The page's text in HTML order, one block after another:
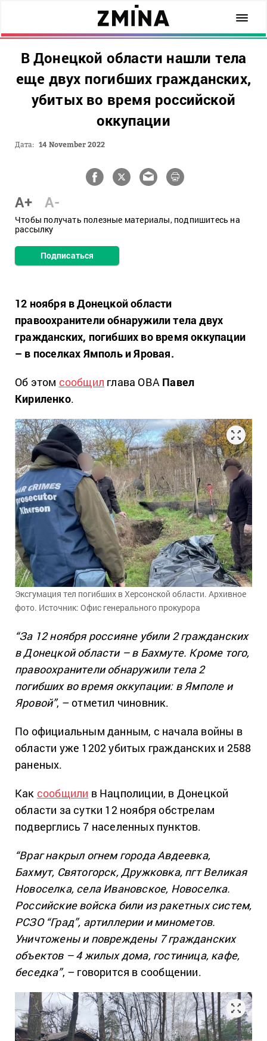
В Донецкой области нашли тела
еще двух погибших гражданских,
убитых во время российской
оккупации
Дата: 14 November 2022
A+ A-
Чтобы получать полезные материалы, подпишитесь на
рассылку
Подписаться
12 ноября в Донецкой области
правоохранители обнаружили тела двух
гражданских, погибших во время оккупации
– в поселках Ямполь и Яровая.
Об этом сообщил глава ОВА Павел
Кириленко.
Эксгумация тел погибших в Херсонской области. Архивное
фото. Источник: Офис генерального прокурора
“За 12 ноября россияне убили 2 гражданских
в Донецкой области – в Бахмуте. Кроме того,
правоохранители обнаружили тела 2
погибших во время оккупации: в Ямполе и
Яровой”, – отметил чиновник.
По официальным данным, с начала войны в
области уже 1202 убитых гражданских и 2588
раненых.
Как сообщили в Нацполиции, в Донецкой
области за сутки 12 ноября обстрелам
подверглись 7 населенных пунктов.
“Враг накрыл огнем города Авдеевка,
Бахмут, Святогорск, Дружковка, пгт Великая
Новоселка, села Ивановское, Новоселка.
Российские войска били из ракетных систем,
РСЗО “Град”, артиллерии и минометов.
Уничтожены и повреждены 7 гражданских
объектов – 4 жилых дома, гостиница, кафе,
беседка”, – говорится в сообщении.